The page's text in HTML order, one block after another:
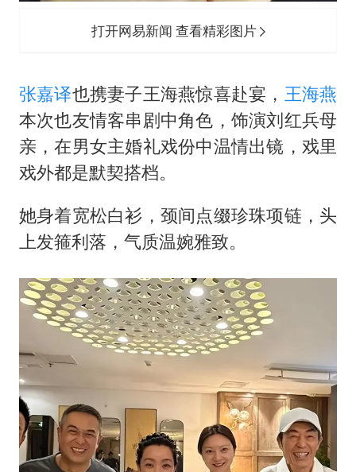
打开网易新闻 查看精彩图片
张嘉译也携妻子王海燕惊喜赴宴， 王海燕
本次也友情客串剧中角色，饰演刘红兵母
亲，在男女主婚礼戏份中温情出镜，戏里
戏外都是默契搭档。
她身着宽松白衫，颈间点缀珍珠项链，头
上发箍利落，气质温婉雅致。